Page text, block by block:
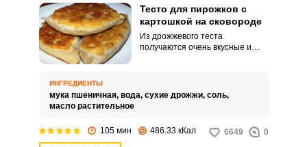
Тесто для пирожков с
картошкой на сковороде
Из дрожжевого теста
получаются очень вкусные и
ИНГРЕДИЕНТЫ
мука пшеничная, вода, сухие дрожжи, соль,
масло растительное
105 мин 486.33 кКал 6649 0